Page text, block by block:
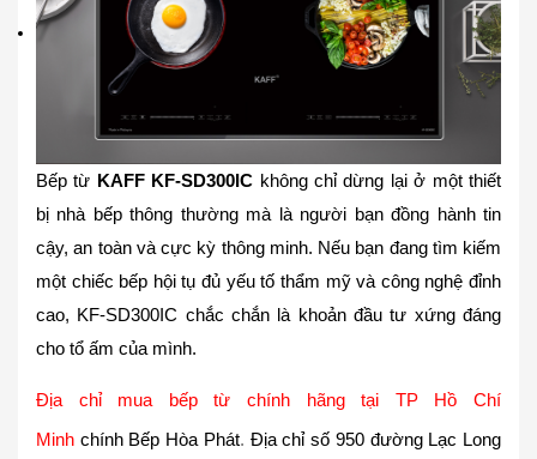
Bếp từ KAFF KF-SD300IC không chỉ dừng lại ở một thiết
bị nhà bếp thông thường mà là người bạn đồng hành tin
cậy, an toàn và cực kỳ thông minh. Nếu bạn đang tìm kiếm
một chiếc bếp hội tụ đủ yếu tố thẩm mỹ và công nghệ đỉnh
cao, KF-SD300IC chắc chắn là khoản đầu tư xứng đáng
cho tổ ấm của mình.
Địa chỉ mua bếp từ chính hãng tại TP Hồ Chí
Minh chính Bếp Hòa Phát. Địa chỉsố 950 đường Lạc Long